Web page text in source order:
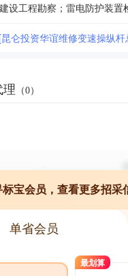
[昆仑投资华谊维修变速操纵
理 （0）
标宝会员，查看更多招采
单省会员
最划算